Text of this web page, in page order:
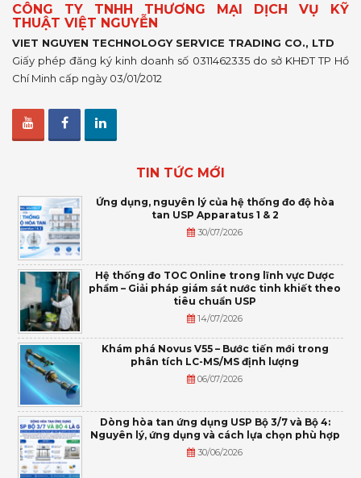
CÔNG TY TNHH THƯƠNG MẠI DỊCH VỤ KỸ
THUẬT VIỆT NGUYỄN
VIET NGUYEN TECHNOLOGY SERVICE TRADING CO., LTD
Giấy phép đăng ký kinh doanh số 0311462335 do sở KHĐT TP Hồ
Chí Minh cấp ngày 03/01/2012
TIN TỨC MỚI
Ứng dụng, nguyên lý của hệ thống đo độ hòa
tan USP Apparatus 1 & 2
30/07/2026
Hệ thống đo TOC Online trong lĩnh vực Dược
phẩm – Giải pháp giám sát nước tinh khiết theo
tiêu chuẩn USP
14/07/2026
Khám phá Novus V55 – Bước tiến mới trong
phân tích LC-MS/MS định lượng
06/07/2026
Dòng hòa tan ứng dụng USP Bộ 3/7 và Bộ 4:
Nguyên lý, ứng dụng và cách lựa chọn phù hợp
30/06/2026